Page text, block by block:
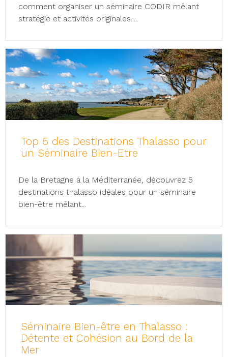
comment organiser un séminaire CODIR mêlant
stratégie et activités originales....
Top 5 des Destinations Thalasso pour
un Séminaire Bien-Etre
De la Bretagne à la Méditerranée, découvrez 5
destinations thalasso idéales pour un séminaire
bien-être mêlant...
Séminaire Bien-être en Thalasso :
Détente et Cohésion au Bord de la
Mer